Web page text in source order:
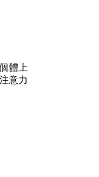
體上
意力